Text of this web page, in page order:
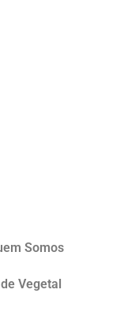
Somos
Vegetal